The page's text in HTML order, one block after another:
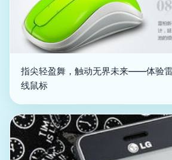
指尖轻盈舞，触动无界未来——体验
线鼠标